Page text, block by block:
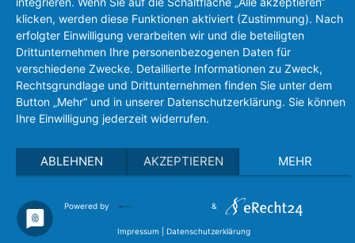
klicken, werden diese Funktionen aktiviert (Zustimmung). Nach
erfolgter Einwilligung verarbeiten wir und die beteiligten
Drittunternehmen Ihre personenbezogenen Daten für
verschiedene Zwecke. Detaillierte Informationen zu Zweck,
Rechtsgrundlage und Drittunternehmen finden Sie unter dem
Button „Mehr“ und in unserer Datenschutzerklärung. Sie können
Ihre Einwilligung jederzeit widerrufen.
ABLEHNEN AKZEPTIEREN MEHR
Powered by &
Impressum Datenschutzerklärung